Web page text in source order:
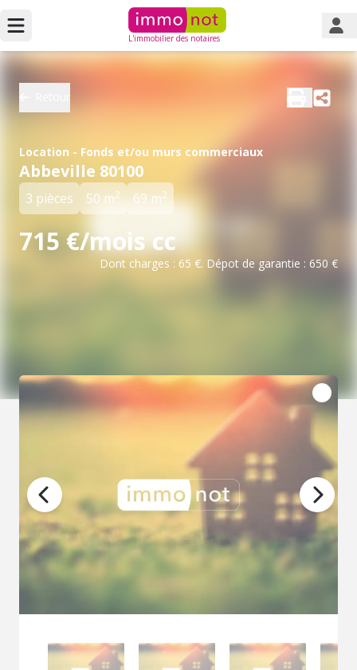
L'immobilier des notaires
Location - Fonds et/ou murs commerciaux
Abbeville 80100
3 pièces 50 m2 69 m2
715 €/mois cc
Dont charges : 65 €. Dépot de garantie : 650 €